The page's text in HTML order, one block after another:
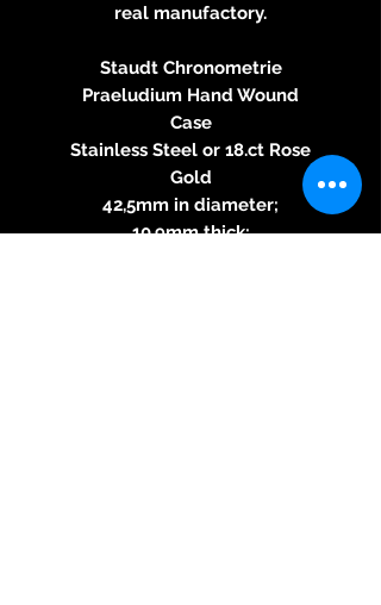
real manufactory.
Staudt Chronometrie
Praeludium Hand Wound
Case
Stainless Steel or 18.ct Rose
Gold
42,5mm in diameter;
10.9mm thick;